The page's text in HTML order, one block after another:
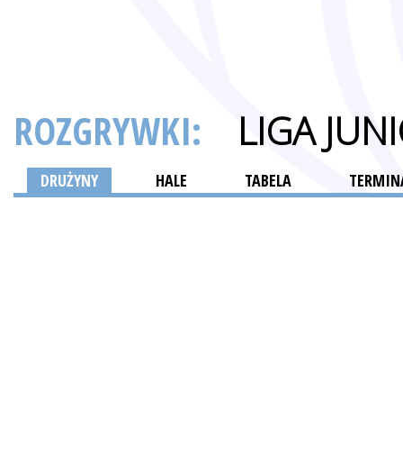
ROZGRYWKI: LIGA
DRUŻYNY HALE TABELA